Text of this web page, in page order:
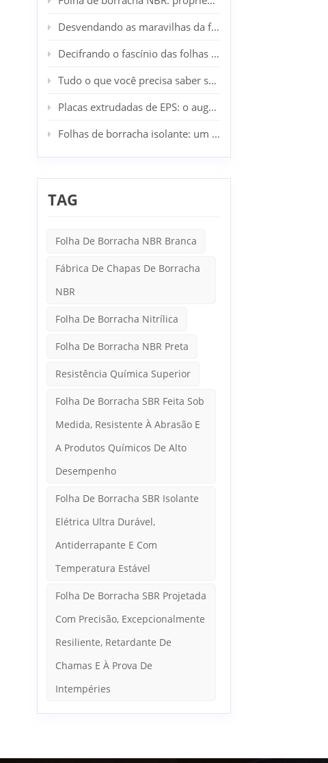
Desvendando as maravilhas da folha de borracha SBR: seu aliado industrial e doméstico
Decifrando o fascínio das folhas de borracha CR: o epítome da resiliência industrial
Tudo o que você precisa saber sobre a placa de lã de rocha
Placas extrudadas de EPS: o auge da inovação em isolamento arquitetônico
Folhas de borracha isolante: um componente essencial na segurança elétrica
TAG
Folha De Borracha NBR Branca
Fábrica De Chapas De Borracha
NBR
Folha De Borracha Nitrílica
Folha De Borracha NBR Preta
Resistência Química Superior
Folha De Borracha SBR Feita Sob
Medida, Resistente À Abrasão E
A Produtos Químicos De Alto
Desempenho
Folha De Borracha SBR Isolante
Elétrica Ultra Durável,
Antiderrapante E Com
Temperatura Estável
Folha De Borracha SBR Projetada
Com Precisão, Excepcionalmente
Resiliente, Retardante De
Chamas E À Prova De
Intempéries